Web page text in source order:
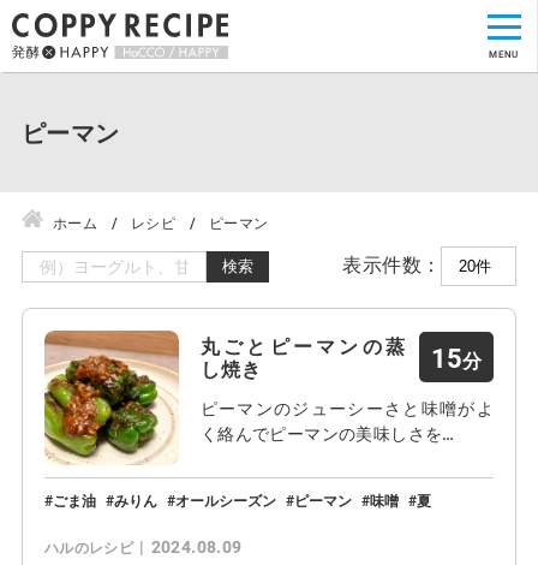
ピーマン
ホーム レシピ ピーマン
検索 表示件数：
丸ごとピーマンの蒸
し焼き
15
ピーマンのジューシーさと味噌がよ
く絡んでピーマンの美味しさを…
ごま油 みりん オールシーズン ピーマン 味噌 夏
ハルのレシピ 2024.08.09